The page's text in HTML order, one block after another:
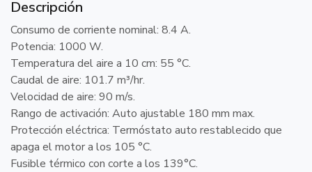
Descripción
Consumo de corriente nominal: 8.4 A.
Potencia: 1000 W.
Temperatura del aire a 10 cm: 55 °C.
Caudal de aire: 101.7 m³/hr.
Velocidad de aire: 90 m/s.
Rango de activación: Auto ajustable 180 mm max.
Protección eléctrica: Termóstato auto restablecido que
apaga el motor a los 105 °C.
Fusible térmico con corte a los 139°C.